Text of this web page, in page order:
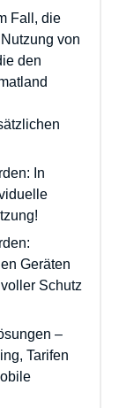
Fall, die
von
den
In
Geräten
Schutz
–
Tarifen